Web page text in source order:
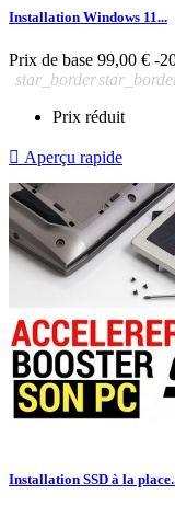
Installation Windows 11...
Prix de base 99,00 € -
star_border
Prix réduit
 Aperçu rapide
Installation SSD à la